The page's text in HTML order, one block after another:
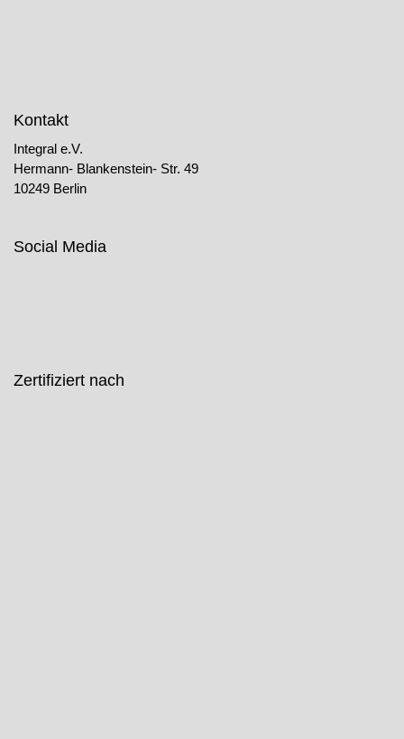
Kontakt
Integral e.V.
Hermann- Blankenstein- Str. 49
10249 Berlin
Social Media
Zertifiziert nach